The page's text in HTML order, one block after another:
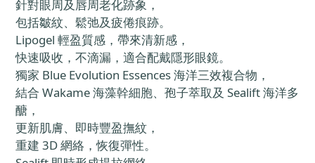
針對眼周及唇周老化跡象，
包括皺紋、鬆弛及疲倦痕跡。
Lipogel 輕盈質感，帶來清新感，
快速吸收，不滴漏，適合配戴隱形眼鏡。
獨家 Blue Evolution Essences 海洋三效複合物，
結合 Wakame 海藻幹細胞、孢子萃取及 Sealift 海洋多
醣，
更新肌膚、即時豐盈撫紋，
重建 3D 網絡，恢復彈性。